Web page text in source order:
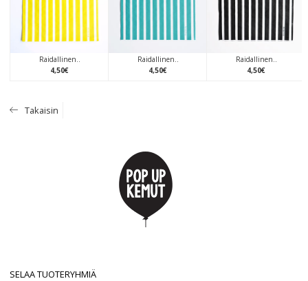
Raidallinen..
4,50€
Raidallinen..
4,50€
Raidallinen..
4,50€
Takaisin
SELAA TUOTERYHMIÄ